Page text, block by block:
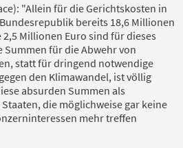
"Allein für die Gerichtskosten in
bereits 18,6 Millionen
Millionen Euro sind für dieses
für die Abwehr von
statt für dringend notwendige
den Klimawandel, ist völlig
absurden Summen als
die möglichweise gar keine
mehr treffen